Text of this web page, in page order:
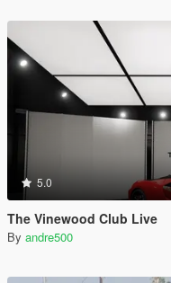
5.0
The Vinewood Club Live
By andre500